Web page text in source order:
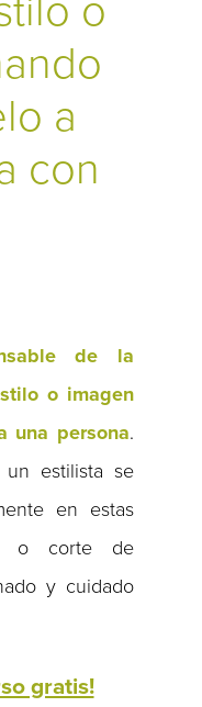
o
a
con
de la
o imagen
una persona.
estilista se
en estas
o corte de
y cuidado
gratis!